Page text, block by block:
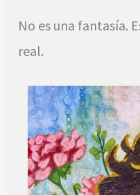
No es una fantasía.
real.